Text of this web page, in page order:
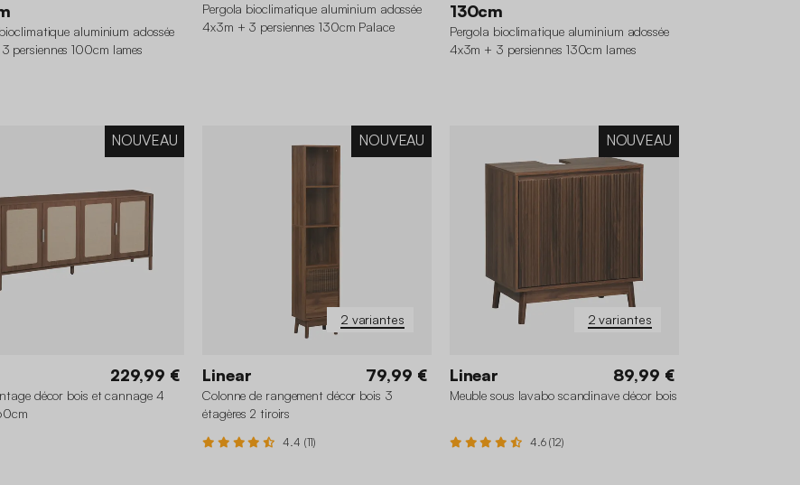
aluminium adossée
persiennes 100cm lames
Pergola bioclimatique aluminium adossée
4x3m + 3 persiennes 130cm Palace
130cm
Pergola bioclimatique aluminium adossée
4x3m + 3 persiennes 130cm lames
NOUVEAU
229,99 €
décor bois et cannage 4
2 variantes
NOUVEAU
Linear 79,99 €
Colonne de rangement décor bois 3
étagères 2 tiroirs
4.4 (11)
2 variantes
NOUVEAU
Linear 89,99 €
Meuble sous lavabo scandinave décor bois
4.6 (12)